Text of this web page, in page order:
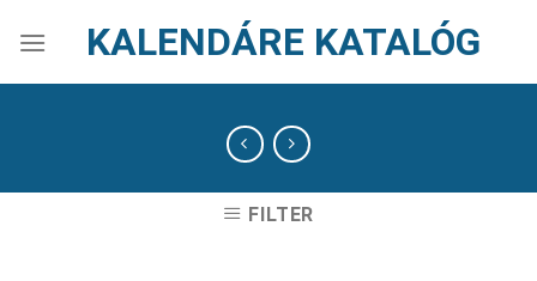
KALENDÁRE KATALÓG
FILTER